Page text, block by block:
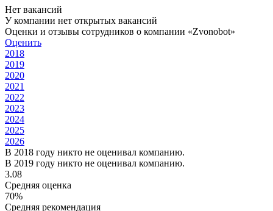
Нет вакансий
У компании нет открытых вакансий
Оценки и отзывы сотрудников о компании «Zvonobot»
Оценить
2018
2019
2020
2021
2022
2023
2024
2025
2026
В 2018 году никто не оценивал компанию.
В 2019 году никто не оценивал компанию.
3.08
Средняя оценка
70%
Средняя рекомендация